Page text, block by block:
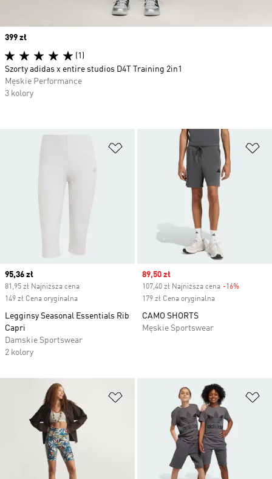
Dodaj do listy życzeń
Current price
95,36 zł
81,95 zł Najniższa cena
149 zł Cena oryginalna
Legginsy Seasonal Essentials Rib
Capri
Damskie Sportswear
2 kolory
Sale price
89,50 zł
107,40 zł Najniższa cena -16%
179 zł Cena oryginalna
CAMO SHORTS
Męskie Sportswear
Dodaj do listy życzeń
Price
399 zł
(1)
Szorty adidas x entire studios D4T Training 2in1
Męskie Performance
3 kolory